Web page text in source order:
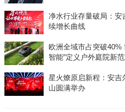
净水行业存量破局：
续增长曲线
欧洲全域市占突破40%
智能”定义户外庭院新
星火燎原启新程：安吉
山圆满举办